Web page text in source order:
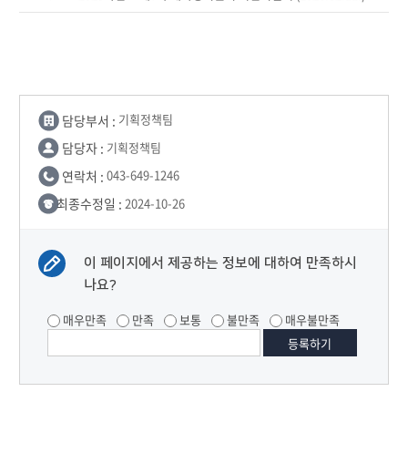
담당부서 : 기획정책팀
담당자 : 기획정책팀
연락처 : 043-649-1246
최종수정일 : 2024-10-26
이 페이지에서 제공하는 정보에 대하여 만족하시
나요?
매우만족 만족 보통 불만족 매우불만족